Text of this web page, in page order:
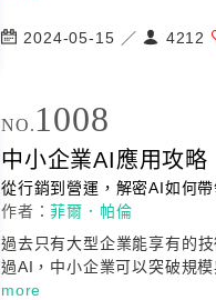
2024-05-15 ／ 4212
NO. 1008
中小企業AI應用攻略
從行銷到營運，解密AI如何
作者：菲爾．帕倫
過去只有大型企業能享有的
過AI ，中小企業可以突破規
more